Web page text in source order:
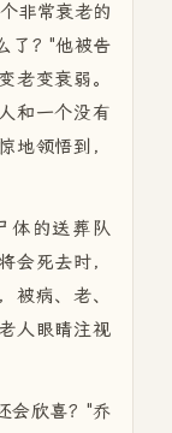
非常衰老的
了？"他被告
老变衰弱。
和一个没有
地领悟到，
体的送葬队
会死去时，
被病、老、
人眼睛注视
会欣喜？"乔